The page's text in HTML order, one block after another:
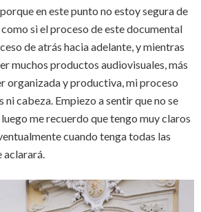
en este punto no estoy segura de
si el proceso de este documental
de atrás hacia adelante, y mientras
muchos productos audiovisuales, más
organizada y productiva, mi proceso
ni cabeza. Empiezo a sentir que no se
me recuerdo que tengo muy claros
cuando tenga todas las
aclarará.